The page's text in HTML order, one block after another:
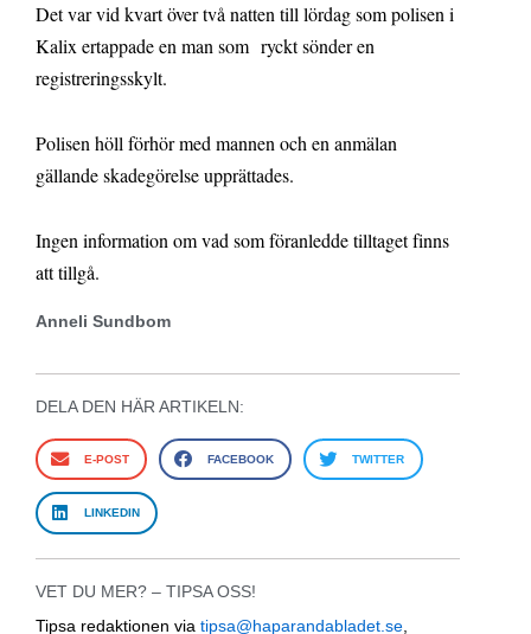
Det var vid kvart över två natten till lördag som polisen i
Kalix ertappade en man som ryckt sönder en
registreringsskylt.
Polisen höll förhör med mannen och en anmälan
gällande skadegörelse upprättades.
Ingen information om vad som föranledde tilltaget finns
att tillgå.
Anneli Sundbom
DELA DEN HÄR ARTIKELN:
E-POST FACEBOOK TWITTER
LINKEDIN
VET DU MER? – TIPSA OSS!
Tipsa redaktionen via tipsa@haparandabladet.se